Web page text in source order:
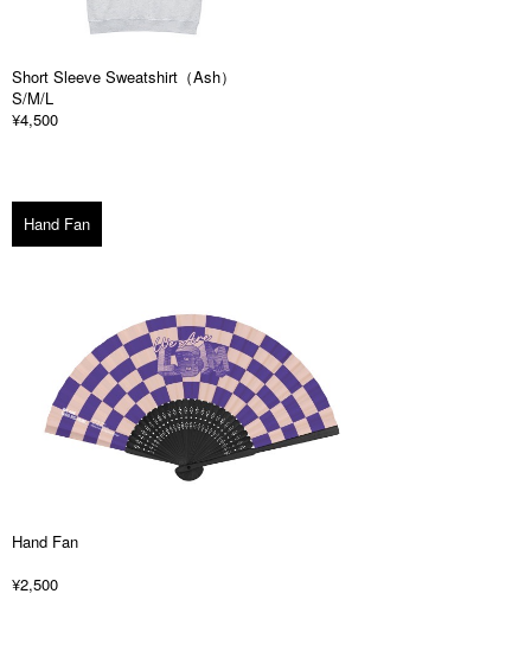
Short Sleeve Sweatshirt（Ash）
S/M/L
¥4,500
Hand Fan
Hand Fan
¥2,500